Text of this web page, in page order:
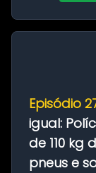
Episódio
igual:
de 110 kg
pneus e